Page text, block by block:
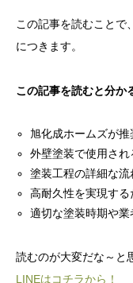
この記事を読むことで
につきます。
この記事を読むと分か
旭化成ホームズが
外壁塗装で使用さ
塗装工程の詳細な流
高耐久性を実現す
適切な塗装時期や
読むのが大変だな～と
LINEはコチラから！